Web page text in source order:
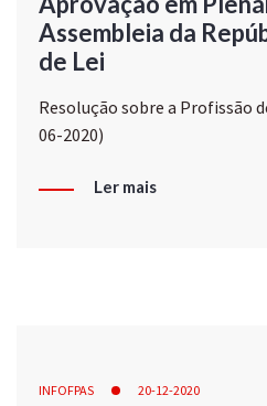
Assembleia da
de Lei
Resolução sobre a Profissão
06-2020)
Ler mais
INFOFPAS 20-12-2020